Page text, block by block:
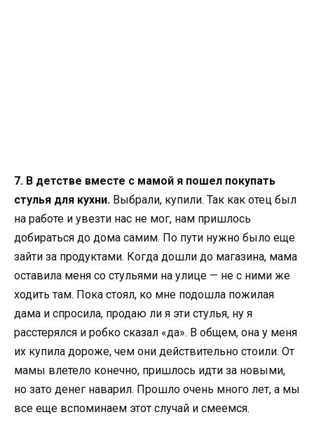
7. В детстве вместе с мамой я пошел покупать
стулья для кухни. Выбрали, купили. Так как отец был
на работе и увезти нас не мог, нам пришлось
добираться до дома самим. По пути нужно было еще
зайти за продуктами. Когда дошли до магазина, мама
оставила меня со стульями на улице — не с ними же
ходить там. Пока стоял, ко мне подошла пожилая
дама и спросила, продаю ли я эти стулья, ну я
расстерялся и робко сказал «да». В общем, она у меня
их купила дороже, чем они действительно стоили. От
мамы влетело конечно, пришлось идти за новыми,
но зато денег наварил. Прошло очень много лет, а мы
все еще вспоминаем этот случай и смеемся.